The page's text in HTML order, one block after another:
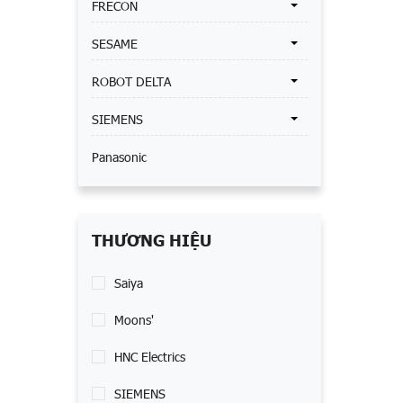
FRECON
SESAME
ROBOT DELTA
SIEMENS
Panasonic
THƯƠNG HIỆU
Saiya
Moons'
HNC Electrics
SIEMENS